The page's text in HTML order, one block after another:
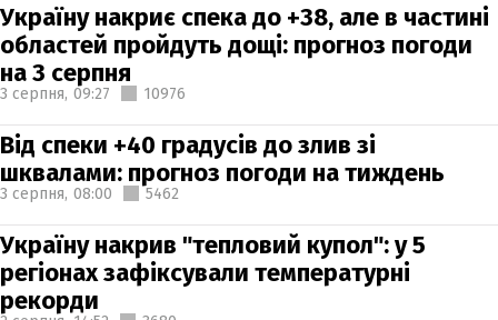
Україну накриє спека до +38, але в частині
областей пройдуть дощі: прогноз погоди
на 3 серпня
3 серпня, 09:27 10976
Від спеки +40 градусів до злив зі
шквалами: прогноз погоди на тиждень
3 серпня, 08:00 5462
Україну накрив "тепловий купол": у 5
регіонах зафіксували температурні
рекорди